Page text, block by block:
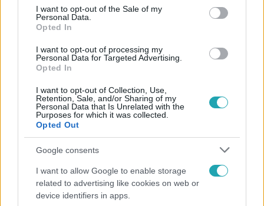
consent section.
I want to opt-out of the Sale of my
Personal Data.
Opted In
I want to opt-out of processing my
Personal Data for Targeted Advertising.
Opted In
I want to opt-out of Collection, Use,
Retention, Sale, and/or Sharing of my
Personal Data that Is Unrelated with the
Purposes for which it was collected.
Opted Out
Google consents
I want to allow Google to enable storage
related to advertising like cookies on web or
device identifiers in apps.
Népszerű